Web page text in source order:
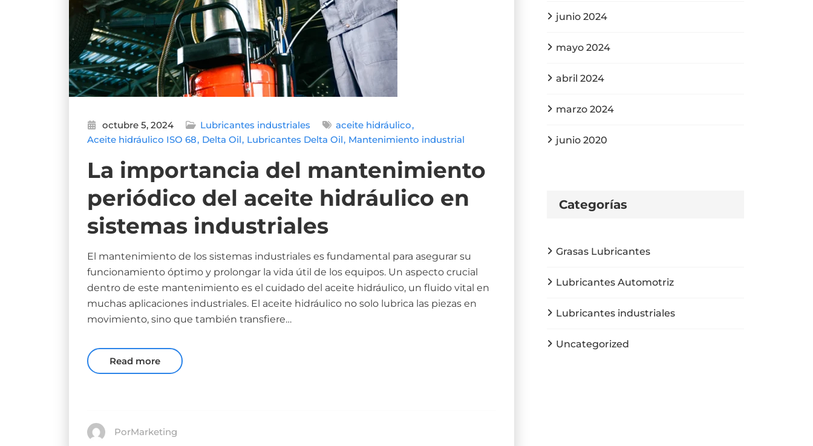
octubre 5, 2024 Lubricantes industriales
aceite hidráulico
Aceite hidráulico ISO 68 Delta Oil Lubricantes Delta Oil Mantenimiento industrial
La importancia del mantenimiento
periódico del aceite hidráulico en
sistemas industriales
El mantenimiento de los sistemas industriales es fundamental para asegurar su
funcionamiento óptimo y prolongar la vida útil de los equipos. Un aspecto crucial
dentro de este mantenimiento es el cuidado del aceite hidráulico, un fluido vital en
muchas aplicaciones industriales. El aceite hidráulico no solo lubrica las piezas en
movimiento, sino que también transfiere…
Read more
PorMarketing
junio 2024
mayo 2024
abril 2024
marzo 2024
junio 2020
Categorías
Grasas Lubricantes
Lubricantes Automotriz
Lubricantes industriales
Uncategorized